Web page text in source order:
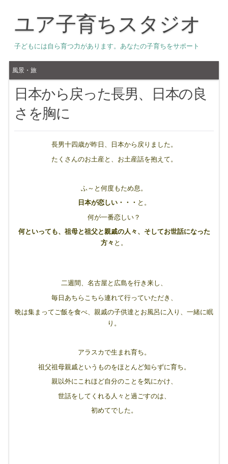
ユア子育ちスタジオ
子どもには自ら育つ力があります。あなたの子育ちをサポート
風景・旅
日本から戻った長男、日本の良
さを胸に
長男十四歳が昨日、日本から戻りました。
たくさんのお土産と、お土産話を抱えて。
ふ～と何度もため息。
日本が恋しい・・・ と。
何が一番恋しい？
何といっても、祖母と祖父と親戚の人々、そしてお世話になった
方々 と。
二週間、名古屋と広島を行き来し、
毎日あちらこちら連れて行っていただき、
晩は集まってご飯を食べ、親戚の子供達とお風呂に入り、一緒に眠
り。
アラスカで生まれ育ち。
祖父祖母親戚というものをほとんど知らずに育ち。
親以外にこれほど自分のことを気にかけ、
世話をしてくれる人々と過ごすのは、
初めてでした。